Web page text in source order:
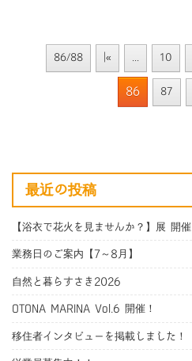
86/88 |« 10
86 87
最近の投稿
【浴衣で花火を見ませんか？】展 開催
業務日のご案内【7～8月】
自然と暮らすさき2026
OTONA MARINA Vol.6 開催！
移住者インタビューを掲載しました！